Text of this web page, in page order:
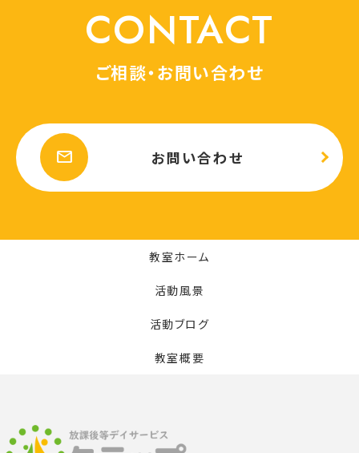
CONTACT
ご相談・お問い合わせ
mail お問い合わせ
教室ホーム
活動風景
活動ブログ
教室概要